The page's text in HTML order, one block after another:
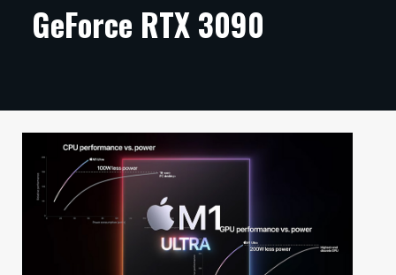
ARTIKKELIT
TECHBBS
HINTA.FI
KAUPPA
GeForce RTX 3090